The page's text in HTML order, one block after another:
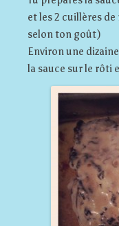
et les 2 cuillères
selon ton goût)
Environ une
la sauce sur le rôti